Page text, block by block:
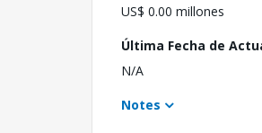
US$ 0.00 millones
Última Fecha de
N/A
Notes